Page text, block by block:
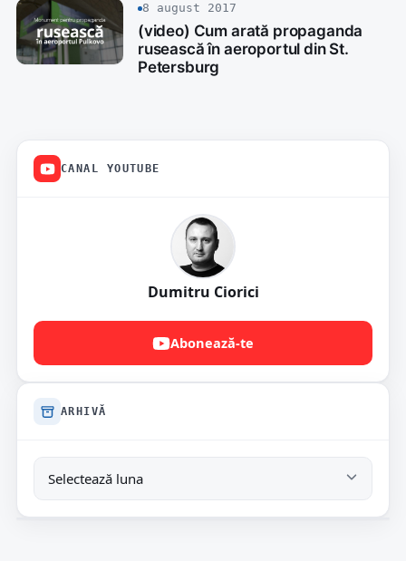
8 august 2017
(video) Cum arată propaganda
rusească în aeroportul din St.
Petersburg
CANAL YOUTUBE
Dumitru Ciorici
Abonează-te
ARHIVĂ